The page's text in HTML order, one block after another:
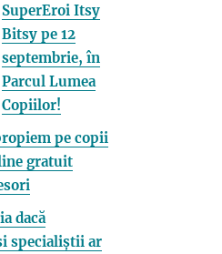
SuperEroi Itsy
Bitsy pe 12
septembrie, în
Parcul Lumea
Copiilor!
pe copii
gratuit
dacă
specialiștii ar